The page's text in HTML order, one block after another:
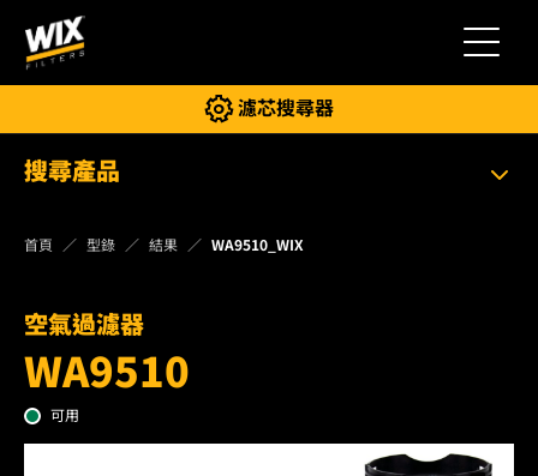
切換導航
濾芯搜尋器
搜尋產品
首頁 型錄 結果 WA9510_WIX
空氣過濾器
WA9510
可用